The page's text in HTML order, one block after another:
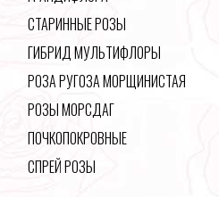
СТАРИННЫЕ РОЗЫ
ГИБРИД МУЛЬТИФЛОРЫ
РОЗА РУГОЗА МОРЩИНИСТАЯ
РОЗЫ МОРСДАГ
ПОЧКОПОКРОВНЫЕ
СПРЕЙ РОЗЫ